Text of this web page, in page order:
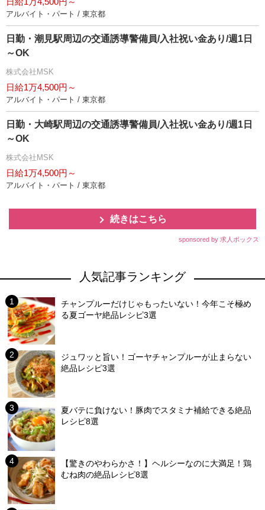
アルバイト・パート / 東京都
日勤・潮見駅周辺の交通誘導警備員/入社祝い金あり/週1日
～OK
株式会社MSK
日給1万4,500円～
アルバイト・パート / 東京都
日勤・大崎駅周辺の交通誘導警備員/入社祝い金あり/週1日
～OK
株式会社MSK
日給1万4,500円～
アルバイト・パート / 東京都
続きはこちら
sponsored by 求人ボックス
人気記事ランキング
チャンプルーだけじゃもったいない！今年こそ極め
る夏ゴーヤ絶品レシピ3選
ジュワッと旨い！ゴーヤチャンプルーが止まらない
絶品レシピ3選
夏バテに負けない！豚肉でスタミナ補給できる絶品
レシピ8選
【驚きのやわらかさ！】ヘルシーなのに大満足！鶏
むね肉の絶品レシピ8選